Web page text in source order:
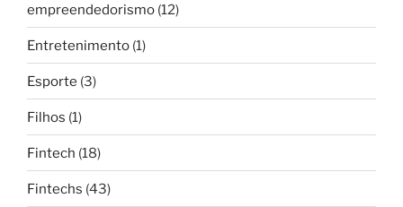
empreendedorismo (12)
Entretenimento (1)
Esporte (3)
Filhos (1)
Fintech (18)
Fintechs (43)